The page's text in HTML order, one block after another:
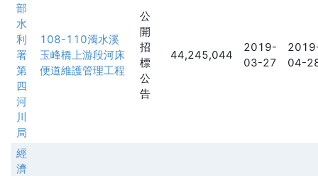
部
水
利
署
第
四
河
川
局
108-110濁水溪
玉峰橋上游段河床
便道維護管理工程
公
開
招
標
公
告
44,245,044
2019-
03-27
04-
經
濟